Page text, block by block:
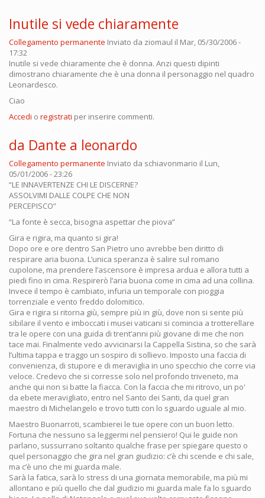
Inutile si vede chiaramente
Collegamento permanente Inviato da ziomaul il Mar, 05/30/2006 -
17:32
Inutile si vede chiaramente che è donna. Anzi questi dipinti
dimostrano chiaramente che è una donna il personaggio nel quadro
Leonardesco.
Ciao
Accedi o registrati per inserire commenti.
da Dante a leonardo
Collegamento permanente Inviato da schiavonmario il Lun,
05/01/2006 - 23:26
“LE INNAVERTENZE CHI LE DISCERNE?
ASSOLVIMI DALLE COLPE CHE NON
PERCEPISCO”
“La fonte è secca, bisogna aspettar che piova”
Gira e rigira, ma quanto si gira!
Dopo ore e ore dentro San Pietro uno avrebbe ben diritto di
respirare aria buona. L’unica speranza è salire sul romano
cupolone, ma prendere l’ascensore è impresa ardua e allora tutti a
piedi fino in cima. Respirerò l’aria buona come in cima ad una collina.
Invece il tempo è cambiato, infuria un temporale con pioggia
torrenziale e vento freddo dolomitico.
Gira e rigira si ritorna giù, sempre più in giù, dove non si sente più
sibilare il vento e imboccati i musei vaticani si comincia a trotterellare
tra le opere con una guida di trent’anni più giovane di me che non
tace mai. Finalmente vedo avvicinarsi la Cappella Sistina, so che sarà
l’ultima tappa e traggo un sospiro di sollievo. Imposto una faccia di
convenienza, di stupore e di meraviglia in uno specchio che corre via
veloce. Credevo che si corresse solo nel profondo triveneto, ma
anche qui non si batte la fiacca. Con la faccia che mi ritrovo, un po'
da ebete meravigliato, entro nel Santo dei Santi, da quel gran
maestro di Michelangelo e trovo tutti con lo sguardo uguale al mio.
Maestro Buonarroti, scambierei le tue opere con un buon letto.
Fortuna che nessuno sa leggermi nel pensiero! Qui le guide non
parlano, sussurrano soltanto qualche frase per spiegare questo o
quel personaggio che gira nel gran giudizio: c’è chi scende e chi sale,
ma c’è uno che mi guarda male.
Sarà la fatica, sarà lo stress di una giornata memorabile, ma più mi
allontano e più quello che dal giudizio mi guarda male fa lo sguardo